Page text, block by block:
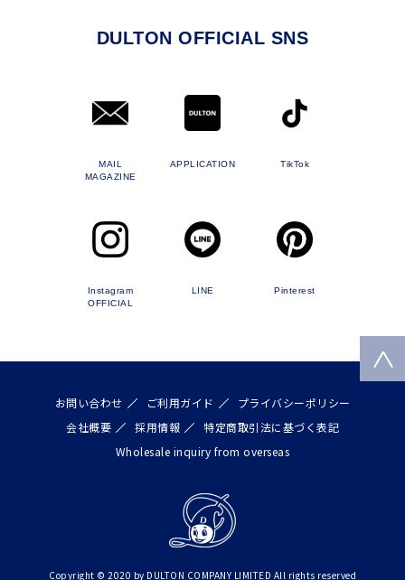
DULTON OFFICIAL SNS
MAIL
MAGAZINE
APPLICATION TikTok
Instagram
OFFICIAL
LINE Pinterest
お問い合わせ ご利用ガイド
プライバシーポリシー
会社概要
採用情報
特定商取引法に基づく表記
Wholesale inquiry from overseas
Copyright © 2020 by DULTON COMPANY LIMITED All rights reserved